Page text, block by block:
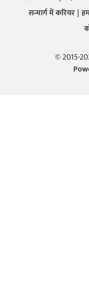
सन्मार्ग में करियर
© 2015-